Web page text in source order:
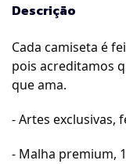
Descrição
Cada camiseta é
pois acreditamos
que ama.
- Artes exclusivas,
- Malha premium,